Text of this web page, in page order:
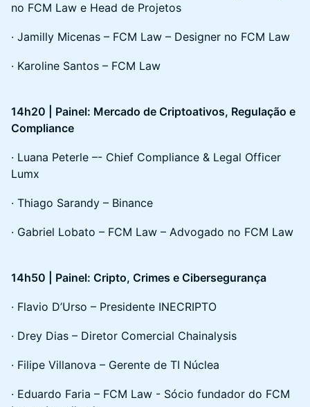
no FCM Law e Head de Projetos
· Jamilly Micenas – FCM Law – Designer no FCM Law
· Karoline Santos – FCM Law
14h20 | Painel: Mercado de Criptoativos, Regulação e
Compliance
· Luana Peterle –- Chief Compliance & Legal Officer
Lumx
· Thiago Sarandy – Binance
· Gabriel Lobato – FCM Law – Advogado no FCM Law
14h50 | Painel: Cripto, Crimes e Cibersegurança
· Flavio D’Urso – Presidente INECRIPTO
· Drey Dias – Diretor Comercial Chainalysis
· Filipe Villanova – Gerente de TI Núclea
· Eduardo Faria – FCM Law - Sócio fundador do FCM